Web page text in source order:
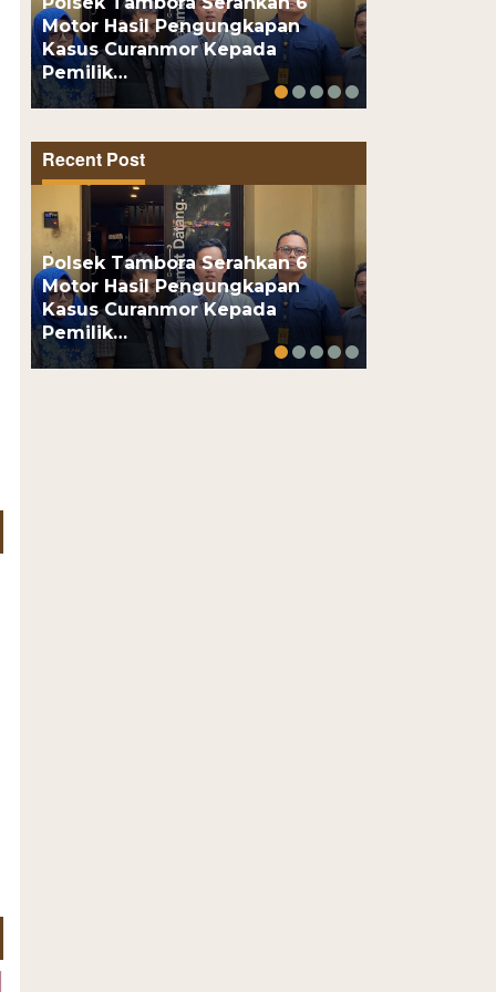
Motor Hasil Pengungkapan
Kasus Curanmor Kepada
Pemilik…
Recent Post
Polsek Tambora Serahkan 6
Motor Hasil Pengungkapan
Kasus Curanmor Kepada
Pemilik…